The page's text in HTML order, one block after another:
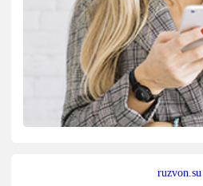
ruzvon.su